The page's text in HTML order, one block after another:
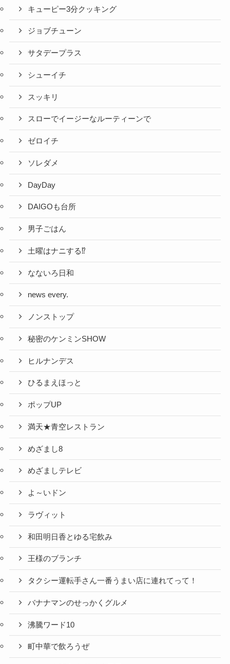
キューピー3分クッキング
ジョブチューン
サタデープラス
シューイチ
スッキリ
スローでイージーなルーティーンで
ゼロイチ
ソレダメ
DayDay
DAIGOも台所
男子ごはん
土曜はナニする⁉
なないろ日和
news every.
ノンストップ
秘密のケンミンSHOW
ヒルナンデス
ひるまえほっと
ポップUP
満天★青空レストラン
めざまし8
めざましテレビ
よ～いドン
ラヴィット
和田明日香とゆる宅飲み
王様のブランチ
タクシー運転手さん一番うまい店に連れてって！
バナナマンのせっかくグルメ
沸騰ワード10
町中華で飲ろうぜ